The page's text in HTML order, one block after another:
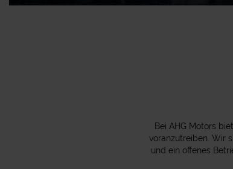
Bei AHG Motors
voranzutreiben. Wir
und ein offenes